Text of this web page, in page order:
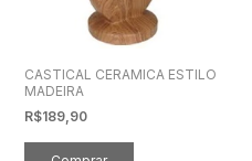
CASTICAL CERAMICA ESTILO
MADEIRA
R$189,90